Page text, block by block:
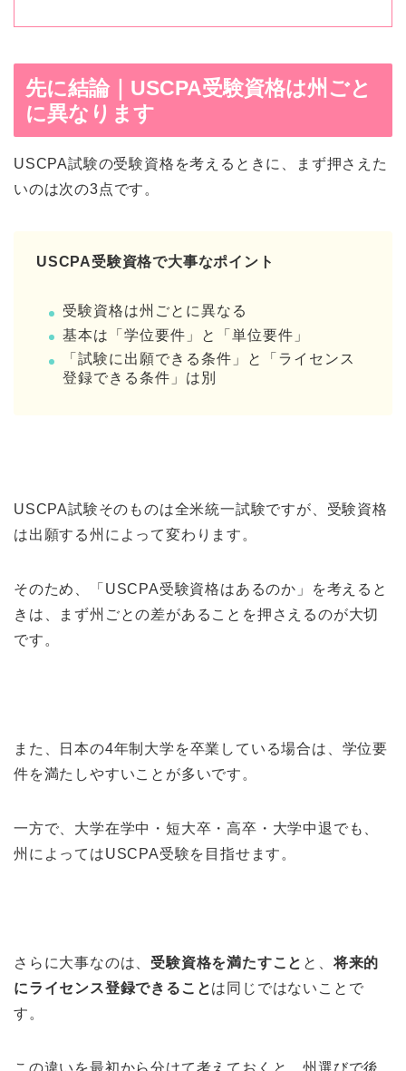
先に結論｜USCPA受験資格は州ごと
に異なります
USCPA試験の受験資格を考えるときに、まず押さえた
いのは次の3点です。
USCPA受験資格で大事なポイント
受験資格は州ごとに異なる
基本は「学位要件」と「単位要件」
「試験に出願できる条件」と「ライセンス
登録できる条件」は別
USCPA試験そのものは全米統一試験ですが、受験資格
は出願する州によって変わります。
そのため、「USCPA受験資格はあるのか」を考えると
きは、まず州ごとの差があることを押さえるのが大切
です。
また、日本の4年制大学を卒業している場合は、学位要
件を満たしやすいことが多いです。
一方で、大学在学中・短大卒・高卒・大学中退でも、
州によってはUSCPA受験を目指せます。
さらに大事なのは、 受験資格を満たすこと と、将来的
にライセンス登録できることは同じではないことで
す。